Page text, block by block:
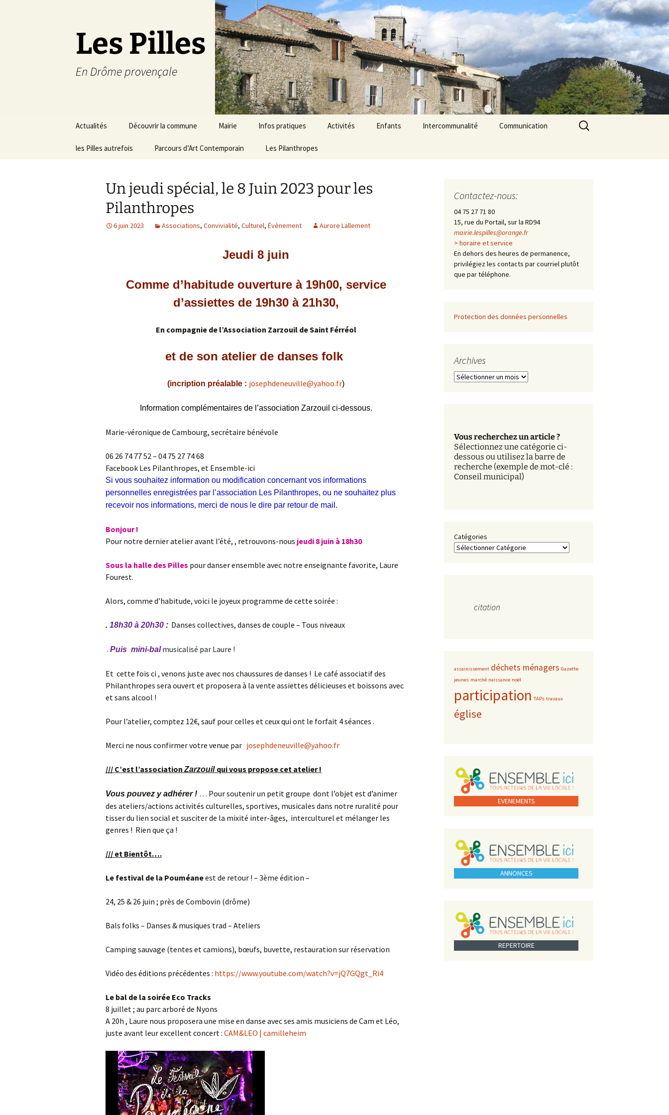
Les Pilles
En Drôme provençale
Aller
contenu
Actualités Découvrir la commune
Le mot du maire
Plans du village
Météo
Mairie
Conseil municipal
Démarches
Élections
Infos pratiques
Agenda
Liens Utiles
Activités
Tourisme
Enfants Intercommunalité Communication
Les Pilles dans la presse
Les Pilles Infos
les Pilles autrefois Parcours d’Art Contemporain Les Pilanthropes
Rechercher :
Un jeudi spécial, le 8 Juin 2023 pour les
Pilanthropes
6 juin 2023 Associations, Convivialité, Culturel, Évènement Aurore Lallement
Jeudi 8 juin
Comme d’habitude ouverture à 19h00, service
d’assiettes de 19h30 à 21h30,
En compagnie de l’Association Zarzouil de Saint Férréol
et de son atelier de danses folk
(incription préalable : josephdeneuville@yahoo.fr)
Information complémentaires de l’association Zarzouil ci-dessous.
Marie-véronique de Cambourg, secrétaire bénévole
06 26 74 77 52 – 04 75 27 74 68
Facebook Les Pilanthropes, et Ensemble-ici
Si vous souhaitez information ou modification concernant vos informations
personnelles enregistrées par l’association Les Pilanthropes, ou ne souhaitez plus
recevoir nos informations, merci de nous le dire par retour de mail.
Bonjour !
Pour notre dernier atelier avant l’été, , retrouvons-nous jeudi 8 juin à 18h30
Sous la halle des Pilles pour danser ensemble avec notre enseignante favorite, Laure
Fourest.
Alors, comme d’habitude, voici le joyeux programme de cette soirée :
. 18h30 à 20h30 : Danses collectives, danses de couple – Tous niveaux
. Puis mini-balmusicalisé par Laure !
Et cette fois ci , venons juste avec nos chaussures de danses ! Le café associatif des
Philanthropes sera ouvert et proposera à la vente assiettes délicieuses et boissons avec
et sans alcool !
Pour l’atelier, comptez 12€, sauf pour celles et ceux qui ont le forfait 4 séances .
Merci ne nous confirmer votre venue par josephdeneuville@yahoo.fr
/// C’est l’associationZarzouil qui vous propose cet atelier !
Vous pouvez y adhérer ! … Pour soutenir un petit groupe dont l’objet est d’animer
des ateliers/actions activités culturelles, sportives, musicales dans notre ruralité pour
tisser du lien social et susciter de la mixité inter-âges, interculturel et mélanger les
genres ! Rien que ça !
/// et Bientôt….
Le festival de la Pouméaneest de retour ! – 3ème édition –
24, 25 & 26 juin ; près de Combovin (drôme)
Bals folks – Danses & musiques trad – Ateliers
Camping sauvage (tentes et camions), bœufs, buvette, restauration sur réservation
Vidéo des éditions précédentes : https://www.youtube.com/watch?v=jQ7GQgt_ Ri4
Le bal de la soirée Eco Tracks
8 juillet ; au parc arboré de Nyons
A 20h , Laure nous proposera une mise en danse avec ses amis musiciens de Cam et Léo,
juste avant leur excellent concert : CAM&LEO | camilleheim
Contactez-nous:
04 75 27 71 80
15, rue du Portail, sur la RD94
mairie.lespilles@orange.fr
> horaire et service
En dehors des heures de permanence,
privilégiez les contacts par courriel plutôt
que par téléphone.
Protection des données personnelles
Archives
A
e
s
Vous recherchez un article ?
Sélectionnez une catégorie ci-
dessous ou utilisez la barre de
recherche (exemple de mot-clé :
Conseil municipal)
Catégories
citation
assainissement déchets ménagers Gazette
jeunes marché naissance noël
participation TAPs travaux
église
EVENEMENTS
ANNONCES
REPERTOIRE